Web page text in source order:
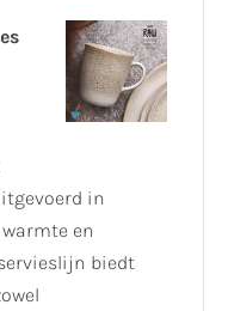
in
en
biedt